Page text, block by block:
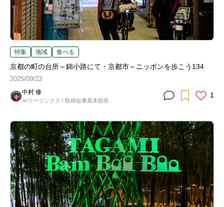
特集 地域 食べる
京都の町の台所～錦小路にて・京都市～ニッポンを歩こう134
2025/09/23
中村 修
㈱ツーリンクス / 取締役事業本部長
1